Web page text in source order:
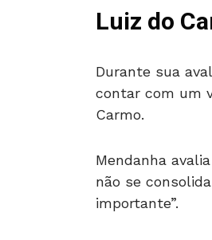
Luiz do
Durante sua
contar com um
Carmo.
Mendanha
não se
importante”.